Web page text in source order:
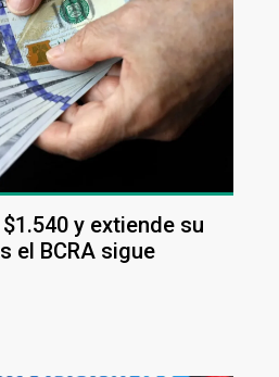
y extiende su
el BCRA sigue